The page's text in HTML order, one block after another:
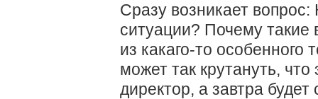
Сразу возникает
ситуации? Почему такие
из какаго-то
может так крутануть,
директор, а завтра